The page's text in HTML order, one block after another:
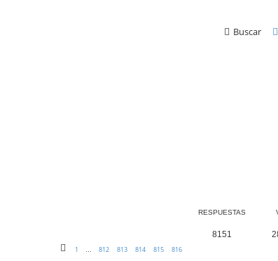
Buscar
RESPUESTAS
1 … 812 813 814 815 816
8151